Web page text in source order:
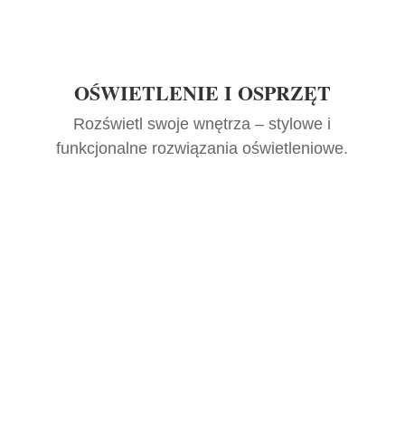
OŚWIETLENIE I OSPRZĘT
Rozświetl swoje wnętrza – stylowe i
funkcjonalne rozwiązania oświetleniowe.